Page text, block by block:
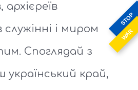
STOP
WAR
і миром
Споглядай з
край,